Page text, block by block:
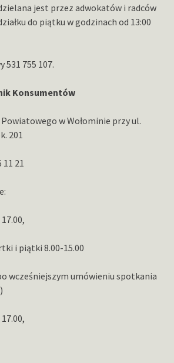
jest przez adwokatów i radców
do piątku w godzinach od 13:00
755 107.
Konsumentów
w Wołominie przy ul.
201
21
i piątki 8.00-15.00
wcześniejszym umówieniu spotkania